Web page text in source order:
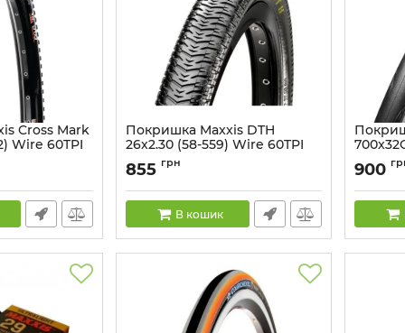
Cross Mark
Wire 60TPI
Покришка Maxxis DTH
26х2.30 (58-559) Wire 60TPI
Артикул: 4717784023243
855 грн
В кошик
Артикул:
900